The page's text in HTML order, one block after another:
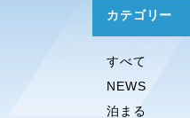
カテゴリー
すべて
NEWS
泊まる